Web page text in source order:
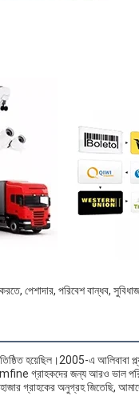
পেশাদার, পরিবেশ বান্ধব,
হয়েছিল।2005-এ আলিবাবা
গ্রাহকদের জন্য আরও
গ্রাহকের অনুগ্রহ জিতেছি,